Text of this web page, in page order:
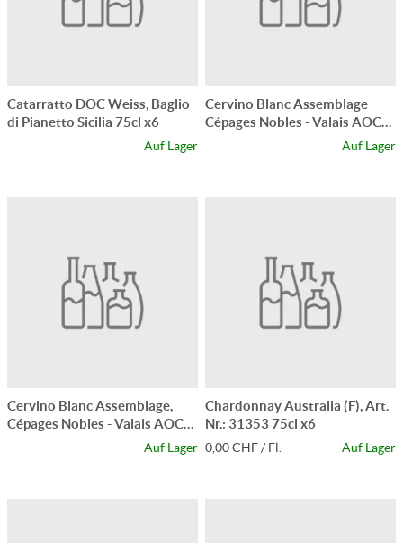
Catarratto DOC Weiss, Baglio
di Pianetto Sicilia 75cl x6
Auf Lager
Cervino Blanc Assemblage
Cépages Nobles - Valais AOC
Auf Lager
Cervino Blanc Assemblage,
Cépages Nobles - Valais AOC
Auf Lager
Chardonnay Australia (F), Art.
Nr.: 31353 75cl x6
0,00 CHF / Fl. Auf Lager